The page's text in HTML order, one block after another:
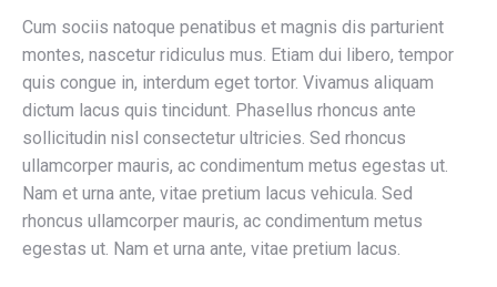
Cum sociis natoque penatibus et magnis dis parturient
montes, nascetur ridiculus mus. Etiam dui libero, tempor
quis congue in, interdum eget tortor. Vivamus aliquam
dictum lacus quis tincidunt. Phasellus rhoncus ante
sollicitudin nisl consectetur ultricies. Sed rhoncus
ullamcorper mauris, ac condimentum metus egestas ut.
Nam et urna ante, vitae pretium lacus vehicula. Sed
rhoncus ullamcorper mauris, ac condimentum metus
egestas ut. Nam et urna ante, vitae pretium lacus.